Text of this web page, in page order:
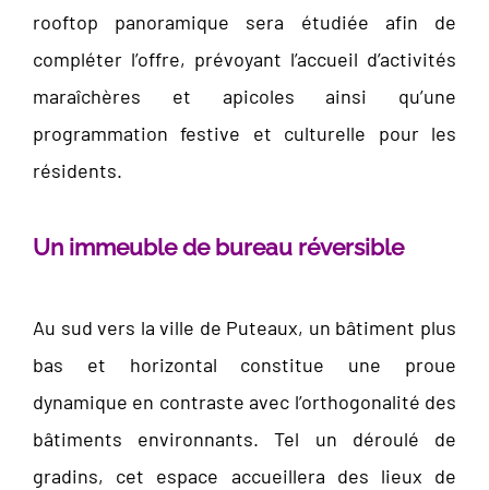
rooftop panoramique sera étudiée afin de
compléter l’offre, prévoyant l’accueil d’activités
maraîchères et apicoles ainsi qu’une
programmation festive et culturelle pour les
résidents.
Un immeuble de bureau réversible
Au sud vers la ville de Puteaux, un bâtiment plus
bas et horizontal constitue une proue
dynamique en contraste avec l’orthogonalité des
bâtiments environnants. Tel un déroulé de
gradins, cet espace accueillera des lieux de